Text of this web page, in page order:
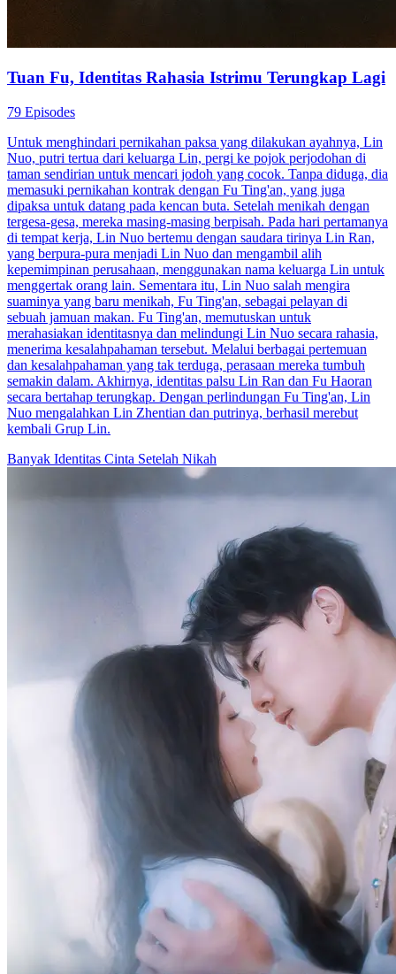
Tuan Fu, Identitas Rahasia Istrimu Terungkap Lagi
79 Episodes
Untuk menghindari pernikahan paksa yang dilakukan ayahnya, Lin
Nuo, putri tertua dari keluarga Lin, pergi ke pojok perjodohan di
taman sendirian untuk mencari jodoh yang cocok. Tanpa diduga, dia
memasuki pernikahan kontrak dengan Fu Ting'an, yang juga
dipaksa untuk datang pada kencan buta. Setelah menikah dengan
tergesa-gesa, mereka masing-masing berpisah. Pada hari pertamanya
di tempat kerja, Lin Nuo bertemu dengan saudara tirinya Lin Ran,
yang berpura-pura menjadi Lin Nuo dan mengambil alih
kepemimpinan perusahaan, menggunakan nama keluarga Lin untuk
menggertak orang lain. Sementara itu, Lin Nuo salah mengira
suaminya yang baru menikah, Fu Ting'an, sebagai pelayan di
sebuah jamuan makan. Fu Ting'an, memutuskan untuk
merahasiakan identitasnya dan melindungi Lin Nuo secara rahasia,
menerima kesalahpahaman tersebut. Melalui berbagai pertemuan
dan kesalahpahaman yang tak terduga, perasaan mereka tumbuh
semakin dalam. Akhirnya, identitas palsu Lin Ran dan Fu Haoran
secara bertahap terungkap. Dengan perlindungan Fu Ting'an, Lin
Nuo mengalahkan Lin Zhentian dan putrinya, berhasil merebut
kembali Grup Lin.
Banyak Identitas Cinta Setelah Nikah